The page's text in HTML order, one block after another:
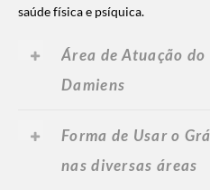
saúde física e psíquica.
Área de Atuação
Damiens
Forma de Usar o
nas diversas áreas